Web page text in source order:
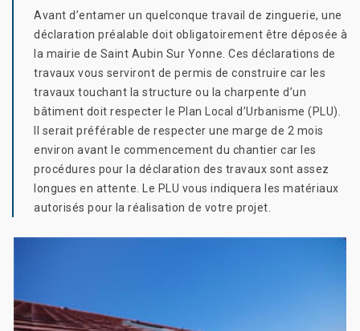
Avant d’entamer un quelconque travail de zinguerie, une
déclaration préalable doit obligatoirement être déposée à
la mairie de Saint Aubin Sur Yonne. Ces déclarations de
travaux vous serviront de permis de construire car les
travaux touchant la structure ou la charpente d’un
bâtiment doit respecter le Plan Local d’Urbanisme (PLU).
Il serait préférable de respecter une marge de 2 mois
environ avant le commencement du chantier car les
procédures pour la déclaration des travaux sont assez
longues en attente. Le PLU vous indiquera les matériaux
autorisés pour la réalisation de votre projet.